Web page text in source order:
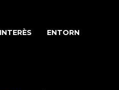
ENTORN